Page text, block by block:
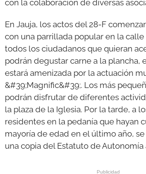
con la colaboración de diversas
En Jauja, los actos del 28-F
con una parrillada popular en la
todos los ciudadanos que quieran
podrán degustar carne a la plancha,
estará amenizada por la actuación
&#39;Magnific&#39;. Los más
podrán disfrutar de diferentes
la plaza de la Iglesia. Por la tarde, a
residentes en la pedanía que hayan
mayoría de edad en el último año,
una copia del Estatuto de Autonomía